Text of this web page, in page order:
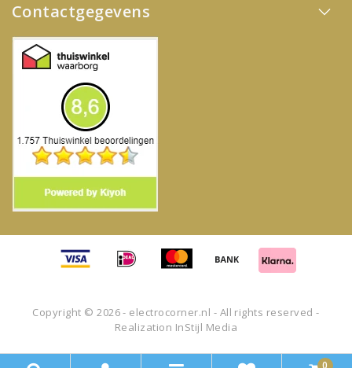
Contactgegevens
Copyright © 2026 - electrocorner.nl - All rights reserved -
Realization InStijl Media
0